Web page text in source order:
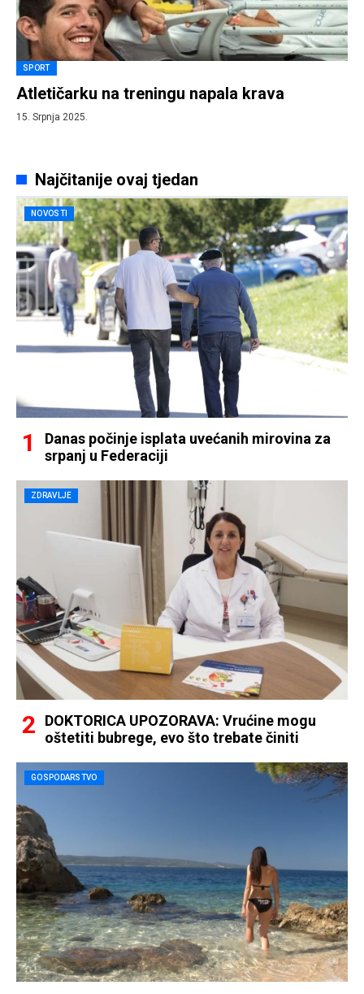
SPORT
Atletičarku na treningu napala krava
15. Srpnja 2025.
Najčitanije ovaj tjedan
NOVOSTI
Danas počinje isplata uvećanih mirovina za
srpanj u Federaciji
ZDRAVLJE
DOKTORICA UPOZORAVA: Vrućine mogu
oštetiti bubrege, evo što trebate činiti
GOSPODARSTVO